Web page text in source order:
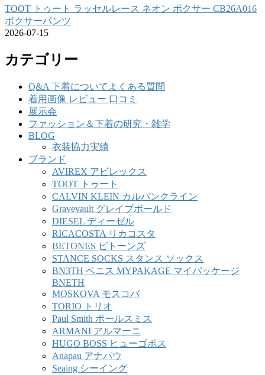
TOOT トゥート ラッセルレース ネオン ボクサー CB26A016
ボクサーパンツ
2026-07-15
カテゴリー
Q&A 下着についてよくある質問
着用画像 レビュー 口コミ
展示会
ファッション＆下着の研究・雑学
BLOG
衣装協力実績
ブランド
AVIREX アビレックス
TOOT トゥート
CALVIN KLEIN カルバンクライン
Gravevault グレイブボールド
DIESEL ディーゼル
RICACOSTA リカコスタ
BETONES ビトーンズ
STANCE SOCKS スタンス ソックス
BN3TH ベニス MYPAKAGE マイパッケージ
BNETH
MOSKOVA モスコバ
TORIO トリオ
Paul Smith ポールスミス
ARMANI アルマーニ
HUGO BOSS ヒューゴボス
Anapau アナパウ
Seaing シーイング